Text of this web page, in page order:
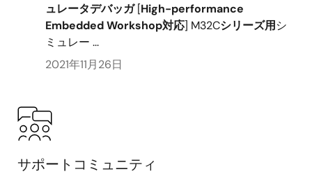
ュレータデバッガ[High-performance
EmbeddedWorkshop対応] M32Cシリーズ用シ
ミュレー ...
2021年11月26日
サポートコミュニティ